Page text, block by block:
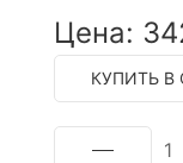
Цена:
КУПИТЬ
1